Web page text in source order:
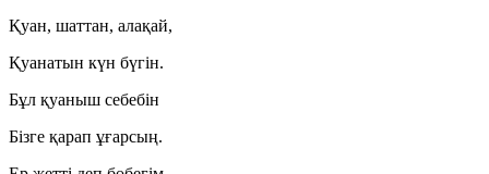
Қуан, шаттан, алақай,
Қуанатын күн бүгін.
Бұл қуаныш себебін
Бізге қарап ұғарсың.